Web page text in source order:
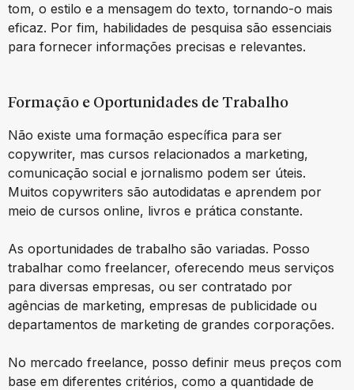
tom, o estilo e a mensagem do texto, tornando-o mais
eficaz. Por fim, habilidades de pesquisa são essenciais
para fornecer informações precisas e relevantes.
Formação e Oportunidades de Trabalho
Não existe uma formação específica para ser
copywriter, mas cursos relacionados a marketing,
comunicação social e jornalismo podem ser úteis.
Muitos copywriters são autodidatas e aprendem por
meio de cursos online, livros e prática constante.
As oportunidades de trabalho são variadas. Posso
trabalhar como freelancer, oferecendo meus serviços
para diversas empresas, ou ser contratado por
agências de marketing, empresas de publicidade ou
departamentos de marketing de grandes corporações.
No mercado freelance, posso definir meus preços com
base em diferentes critérios, como a quantidade de